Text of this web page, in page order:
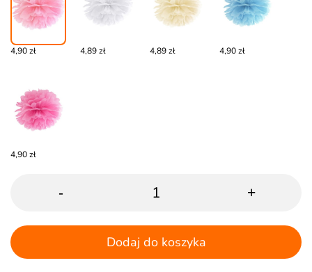
4,90 zł 4,89 zł 4,89 zł 4,90 zł
4,90 zł
- +
Dodaj do koszyka